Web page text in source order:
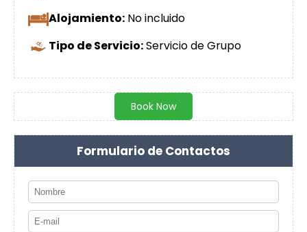
Alojamiento: No incluido
Tipo de Servicio:Servicio de Grupo
Book Now
Formulario de Contactos